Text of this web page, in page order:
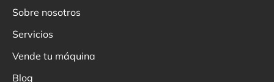
Sobre nosotros
Servicios
Vende tu máquina
Blog